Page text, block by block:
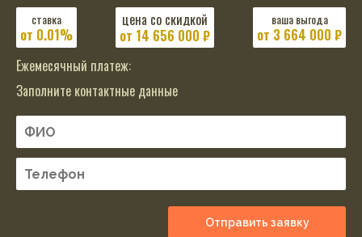
ставка
от 0.01%
цена со скидкой
от 14 656 000 ₽
ваша выгода
от 3 664 000 ₽
Ежемесячный платеж:
Заполните контактные данные
Отправить заявку